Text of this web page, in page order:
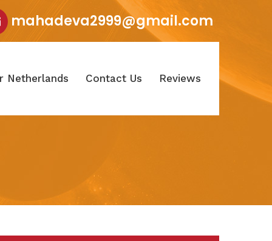
mahadeva2999@gmail.com
Netherlands Contact Us Reviews